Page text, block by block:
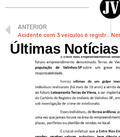
ANTERIOR
Acidente com 3 veículos é registrado na Rod. dos Andradas em Valinhos neste sábado
Últimas Notícias